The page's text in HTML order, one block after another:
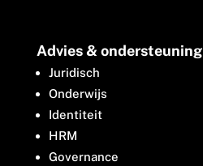
Advies & ondersteuning
Juridisch
Onderwijs
Identiteit
HRM
Governance